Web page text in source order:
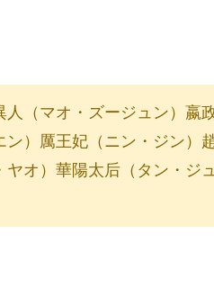
（マオ・ズージュン）嬴
）厲王妃（ニン・ジン）
オ）華陽太后（タン・ジ